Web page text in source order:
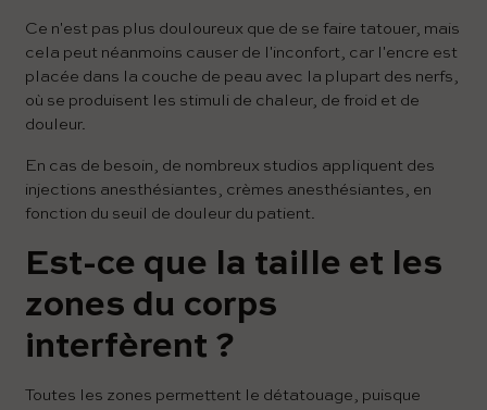
Ce n'est pas plus douloureux que de se faire tatouer, mais
cela peut néanmoins causer de l'inconfort, car l'encre est
placée dans la couche de peau avec la plupart des nerfs,
où se produisent les stimuli de chaleur, de froid et de
douleur.
En cas de besoin, de nombreux studios appliquent des
injections anesthésiantes, crèmes anesthésiantes, en
fonction du seuil de douleur du patient.
Est-ce que la taille et les
zones du corps
interfèrent ?
Toutes les zones permettent le détatouage, puisque